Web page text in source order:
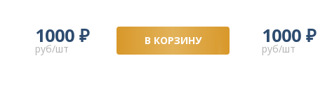
1000₽
руб/шт
В КОРЗИНУ 1000 ₽
руб/шт